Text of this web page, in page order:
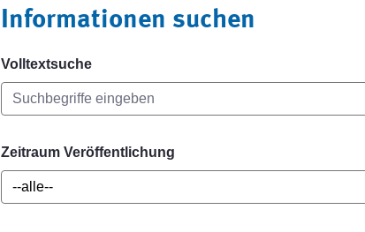
Informationen suchen
Volltextsuche
Zeitraum Veröffentlichung